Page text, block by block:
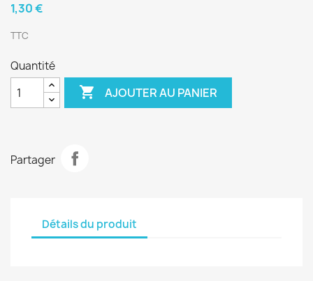
1,30 €
TTC
Quantité
 AJOUTER AU PANIER
Partager
Détails du produit